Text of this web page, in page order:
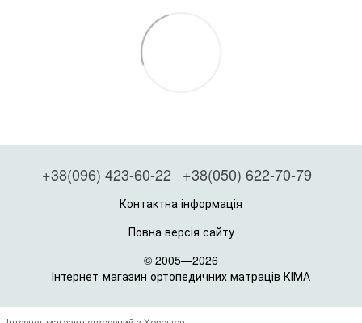
+38(096) 423-60-22 +38(050) 622-70-79
Контактна інформація
Повна версія сайту
© 2005—2026
Інтернет-магазин ортопедичних матраців КІМА